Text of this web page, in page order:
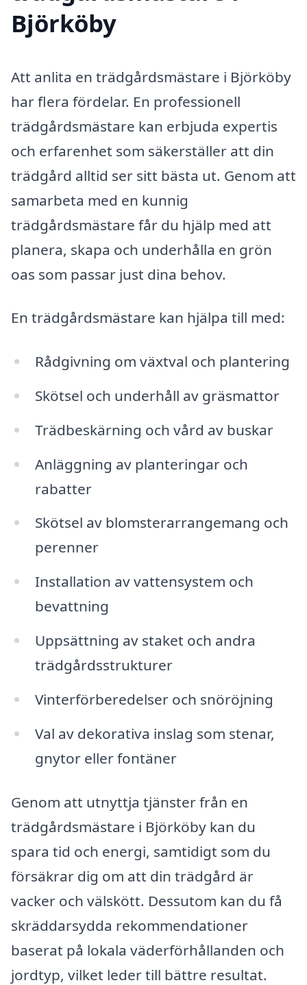
Björköby
Att anlita en trädgårdsmästare i Björköby
har flera fördelar. En professionell
trädgårdsmästare kan erbjuda expertis
och erfarenhet som säkerställer att din
trädgård alltid ser sitt bästa ut. Genom att
samarbeta med en kunnig
trädgårdsmästare får du hjälp med att
planera, skapa och underhålla en grön
oas som passar just dina behov.
En trädgårdsmästare kan hjälpa till med:
Rådgivning om växtval och plantering
Skötsel och underhåll av gräsmattor
Trädbeskärning och vård av buskar
Anläggning av planteringar och
rabatter
Skötsel av blomsterarrangemang och
perenner
Installation av vattensystem och
bevattning
Uppsättning av staket och andra
trädgårdsstrukturer
Vinterförberedelser och snöröjning
Val av dekorativa inslag som stenar,
gnytor eller fontäner
Genom att utnyttja tjänster från en
trädgårdsmästare i Björköby kan du
spara tid och energi, samtidigt som du
försäkrar dig om att din trädgård är
vacker och välskött. Dessutom kan du få
skräddarsydda rekommendationer
baserat på lokala väderförhållanden och
jordtyp, vilket leder till bättre resultat.